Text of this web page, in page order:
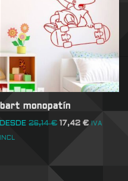
bart monopatín
DESDE 26,14€ 17,42€ IVA
INCL